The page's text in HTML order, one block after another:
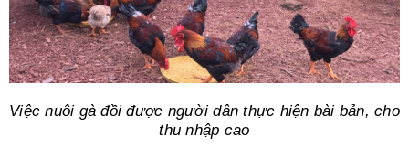
Việc nuôi gà đồi được người dân thực hiện bài bản, cho
thu nhập cao